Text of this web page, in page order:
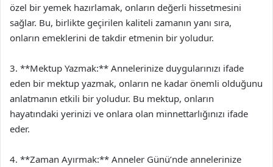
özel bir yemek hazırlamak, onların değerli hissetmesini
sağlar. Bu, birlikte geçirilen kaliteli zamanın yanı sıra,
onların emeklerini de takdir etmenin bir yoludur.
3. **Mektup Yazmak:** Annelerinize duygularınızı ifade
eden bir mektup yazmak, onların ne kadar önemli olduğunu
anlatmanın etkili bir yoludur. Bu mektup, onların
hayatındaki yerinizi ve onlara olan minnettarlığınızı ifade
eder.
4. **Zaman Ayırmak:** Anneler Günü’nde annelerinize